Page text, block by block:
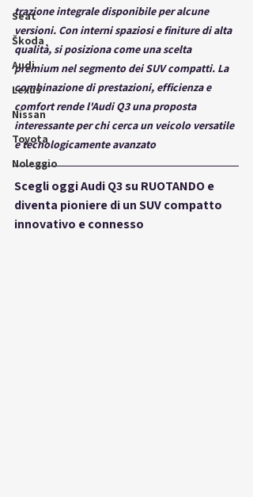
Seat
Škoda
Audi
Lexus
Nissan
Toyota
Noleggio
trazione integrale disponibile per alcune
versioni. Con interni spaziosi e finiture di alta
qualità, si posiziona come una scelta
premium nel segmento dei SUV compatti. La
combinazione di prestazioni, efficienza e
comfort rende l'Audi Q3 una proposta
interessante per chi cerca un veicolo versatile
e tecnologicamente avanzato
Scegli oggi Audi Q3 su RUOTANDO e
diventa pioniere di un SUV compatto
innovativo e connesso